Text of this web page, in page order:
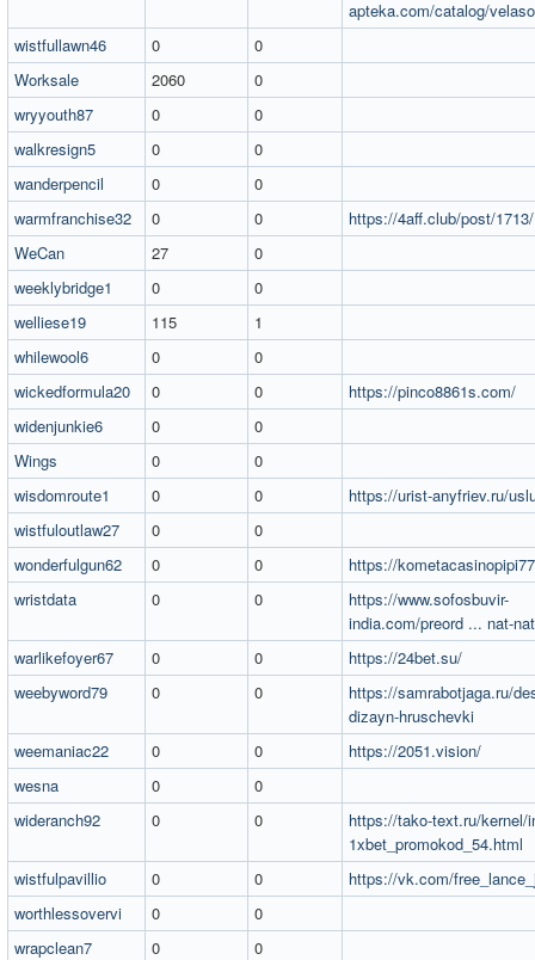
apteka.com/catalog/
wistfullawn46
0
0
Worksale
2060
0
wryyouth87
0
0
walkresign5
0
0
wanderpencil
0
0
warmfranchise32
0 0
https://4aff.club/post/1713/
WeCan
27
0
weeklybridge1
0
0
welliese19
115
1
whilewool6
0
0
wickedformula20
0 0
https://pinco8861s.com/
widenjunkie6
0
0
Wings
0
0
wisdomroute1
0 0
https://urist-anyfriev.ru/
wistfuloutlaw27
0
0
wonderfulgun62
0 0
https://
wristdata
0 0
https://www.sofosbuvir-
india.com/preord ... nat-
warlikefoyer67
0 0
https://24bet.su/
weebyword79
0 0
https://samrabotjaga.ru/
dizayn-hruschevki
weemaniac22
0 0
https://2051.vision/
wesna
0
0
wideranch92
0 0
https://tako-text.ru/kernel/
1xbet_promokod_54.html
wistfulpavillio
0 0
https://vk.com/
worthlessovervi
0
0
wrapclean7
0
0